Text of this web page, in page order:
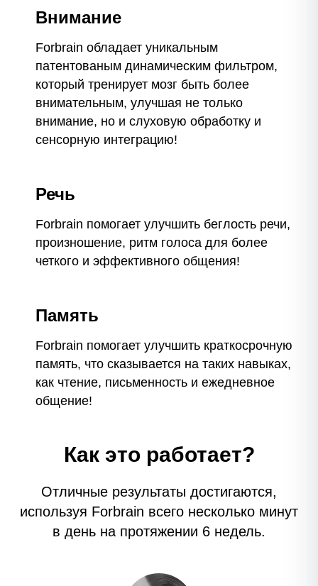
Внимание
Forbrain обладает уникальным
патентованым динамическим фильтром,
который тренирует мозг быть более
внимательным, улучшая не только
внимание, но и слуховую обработку и
сенсорную интеграцию!
Речь
Forbrain помогает улучшить беглость речи,
произношение, ритм голоса для более
четкого и эффективного общения!
Память
Forbrain помогает улучшить краткосрочную
память, что сказывается на таких навыках,
как чтение, письменность и ежедневное
общение!
Как это работает?
Oтличные результаты достигаются,
используя Forbrain всего несколько минут
в день на протяжении 6 недель.